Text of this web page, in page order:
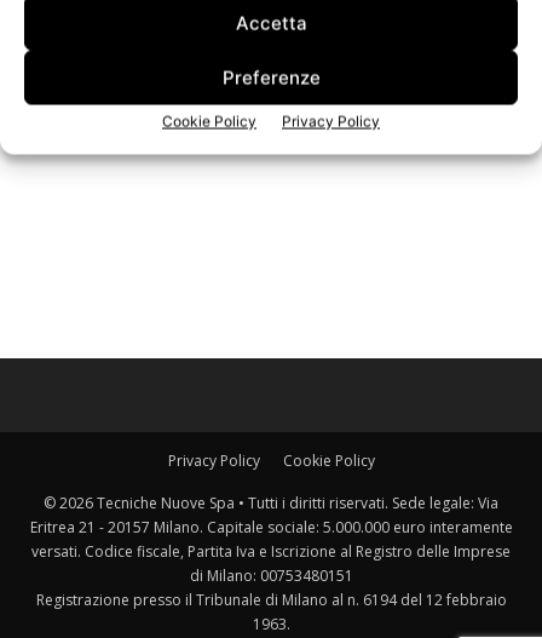
Accetta
Preferenze
Cookie Policy Privacy Policy
Edicola Web
Privacy Policy Cookie Policy
© 2026 Tecniche Nuove Spa • Tutti i diritti riservati. Sede legale: Via
Eritrea 21 - 20157 Milano. Capitale sociale: 5.000.000 euro interamente
versati. Codice fiscale, Partita Iva e Iscrizione al Registro delle Imprese
di Milano: 00753480151
Registrazione presso il Tribunale di Milano al n. 6194 del 12 febbraio
1963.